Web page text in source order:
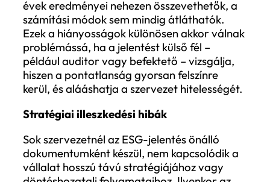
miközben a tényleges ESG-kockázatok és
hatások háttérbe szorulnak. Emiatt a
dokumentum nem tükrözi a vállalat
teljesítményét, és hiányoznak belőle a
világosan mérhető mutatók. Az is
hogy a vállalat kizárólag pozitív
kiegyensúlyozott képet. Mindez a
hitelességet gyengíti, és azt az érzetet
hogy a vállalat nem stratégiai, hanem
kommunikációs szinten kezeli az ESG-t.